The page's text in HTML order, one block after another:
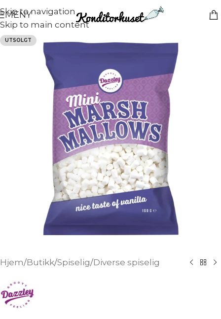
Skip to navigation
Skip to main content
MENY
UTSOLGT
Hjem/Butikk/Spiselig/Diverse spiselig